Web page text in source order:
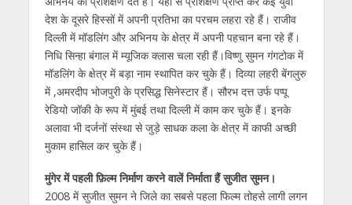
देश के दूसरे हिस्सों में अपनी प्रतिभा का परचम लहरा रहे हैं। राजीव
दिल्ली में मॉडलिंग और अभिनय के क्षेत्र में अपनी पहचान बना रहे हैं।
निधि सिन्हा बंगाल में म्यूजिक क्लास चला रही हैं।विष्णु सुमन गंगटोक में
मॉडलिंग के क्षेत्र में बड़ा नाम स्थापित कर चुके हैं। दिव्या लहरी बेंगलुरु
में ,अमरदीप भोजपुरी के प्रसिद्ध सिनेस्टार हैं। सौरभ दत्त उर्फ पप्पू
रेडियो जॉकी के रूप में मुंबई तथा दिल्ली में काम कर चुके हैं। इनके
अलावा भी दर्जनों संस्था से जुड़े साधक कला के क्षेत्र में काफी अच्छी
मुकाम हासिल कर चुके हैं।
मुंगेर में पहली फ़िल्म निर्माण करने वालें निर्माता हैं सुजीत सुमन।
2008 में सुजीत सुमन ने जिले का सबसे पहला फिल्म तोहसे लागी लगन